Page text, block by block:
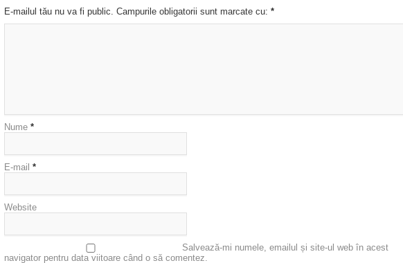
E-mailul tău nu va fi public. Campurile obligatorii sunt marcate cu: *
Nume *
E-mail *
Website
Salvează-mi numele, emailul și site-ul web în acest
navigator pentru data viitoare când o să comentez.